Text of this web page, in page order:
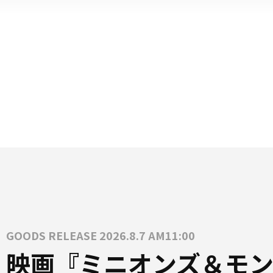
GOODS RELEASE 2026.8.7 AM11:00
映画『ミニオンズ＆モン